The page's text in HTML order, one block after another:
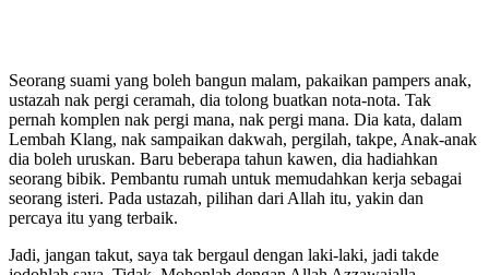
Seorang suami yang boleh bangun malam, pakaikan pampers anak,
ustazah nak pergi ceramah, dia tolong buatkan nota-nota. Tak
pernah komplen nak pergi mana, nak pergi mana. Dia kata, dalam
Lembah Klang, nak sampaikan dakwah, pergilah, takpe, Anak-anak
dia boleh uruskan. Baru beberapa tahun kawen, dia hadiahkan
seorang bibik. Pembantu rumah untuk memudahkan kerja sebagai
seorang isteri. Pada ustazah, pilihan dari Allah itu, yakin dan
percaya itu yang terbaik.
Jadi, jangan takut, saya tak bergaul dengan laki-laki, jadi takde